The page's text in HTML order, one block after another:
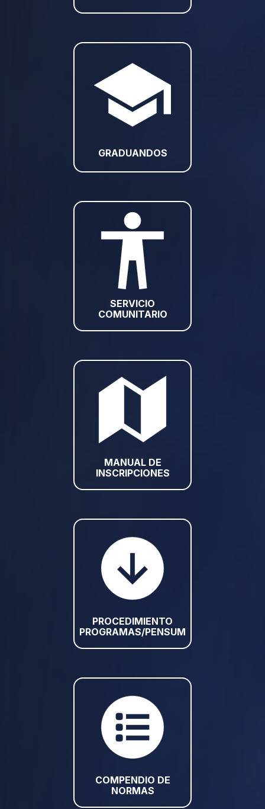
GRADUANDOS
SERVICIO
COMUNITARIO
MANUAL DE
INSCRIPCIONES
PROCEDIMIENTO
PROGRAMAS/PENSUM
COMPENDIO DE
NORMAS